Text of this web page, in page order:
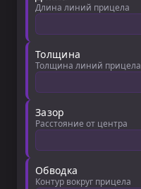
Длина линий прицела
Толщина
Толщина линий прицела
Зазор
Расстояние от центра
Обводка
Контур вокруг прицела